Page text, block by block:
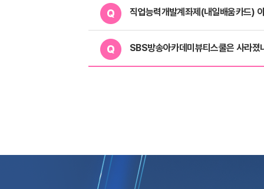
직업능력개발계좌제(내일배움카드)
SBS방송아카데미뷰티스쿨은 사라졌